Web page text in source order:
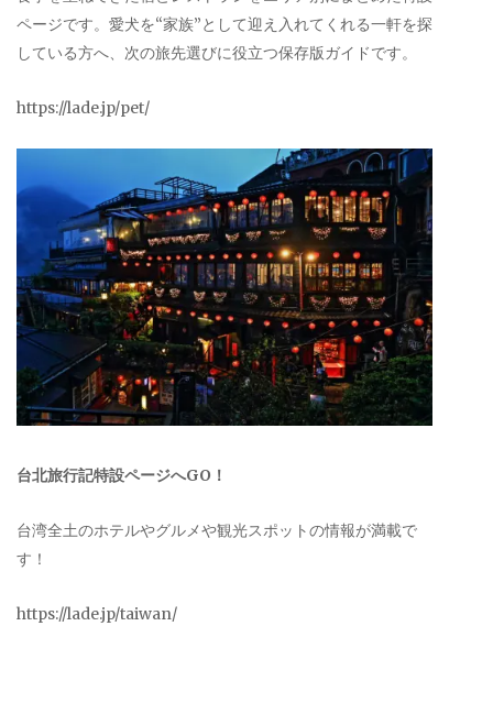
ページです。愛犬を“家族”として迎え入れてくれる一軒を探
している方へ、次の旅先選びに役立つ保存版ガイドです。
https://lade.jp/pet/
台北旅行記特設ページへGO！
台湾全土のホテルやグルメや観光スポットの情報が満載で
す！
https://lade.jp/taiwan/